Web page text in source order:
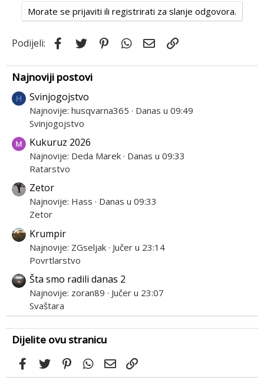
Morate se prijaviti ili registrirati za slanje odgovora.
Podijeli: Facebook
Twitter PinterestWhatsApp
Email
Najnoviji postovi
H Svinjogojstvo
Najnovije: husqvarna365
Danas u 09:49
Svinjogojstvo
Kukuruz 2026
Najnovije: Deda Marek Danas u 09:33
Ratarstvo
Zetor
Najnovije: Hass
Danas u 09:33
Zetor
Krumpir
Najnovije: ZGseljak Jučer u 23:14
Povrtlarstvo
Šta smo radili danas 2
Najnovije: zoran89
Jučer u 23:07
Svaštara
Dijelite ovu stranicu
FacebookTwitterPinterestWhatsApp
Email